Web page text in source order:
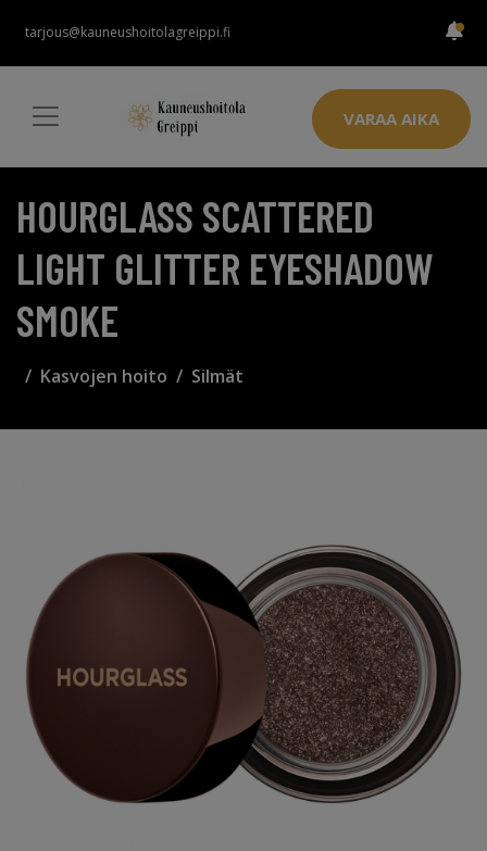
tarjous@kauneushoitolagreippi.fi
VARAA AIKA
HOURGLASS SCATTERED
LIGHT GLITTER EYESHADOW
SMOKE
Kasvojen hoito Silmät